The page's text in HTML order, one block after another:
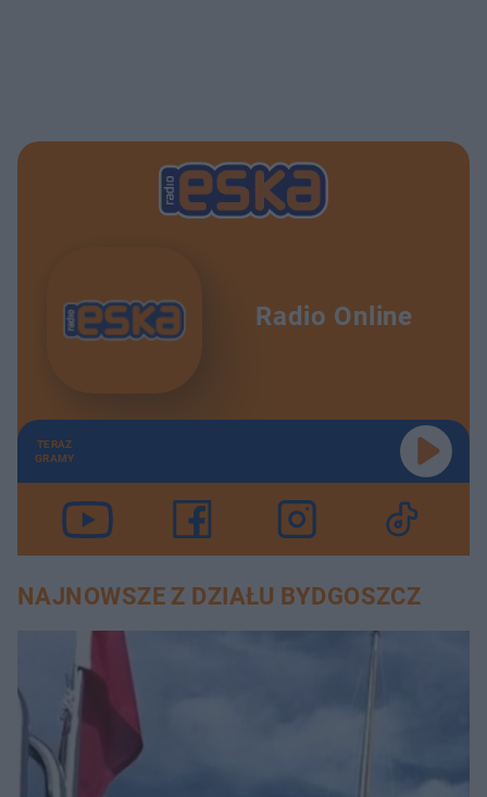
Radio Online
TERAZ
GRAMY
NAJNOWSZE Z DZIAŁU BYDGOSZCZ